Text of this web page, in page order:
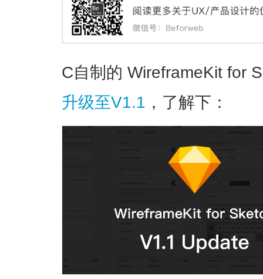
C自制的 WireframeKit for
升级至V1.1 ，了解下：